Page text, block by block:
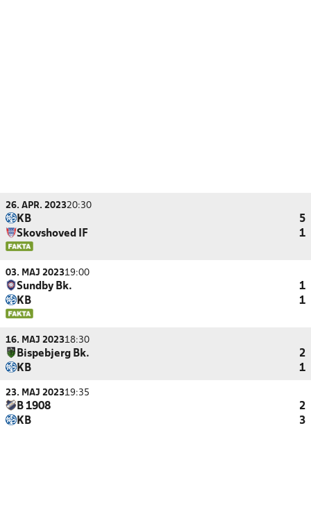
26. APR. 202320:30
KB
5
Skovshoved IF
1
03. MAJ 202319:00
Sundby Bk.
1
KB
1
16. MAJ 202318:30
Bispebjerg Bk.
2
KB
1
23. MAJ 202319:35
B 1908
2
KB
3